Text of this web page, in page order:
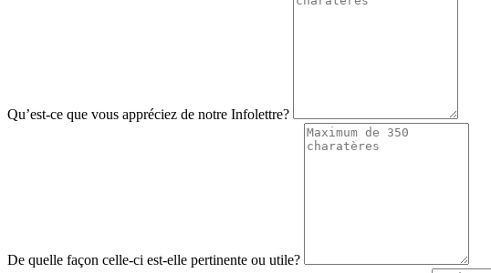
Qu’est-ce que vous appréciez de notre Infolettre?
De quelle façon celle-ci est-elle pertinente ou utile?